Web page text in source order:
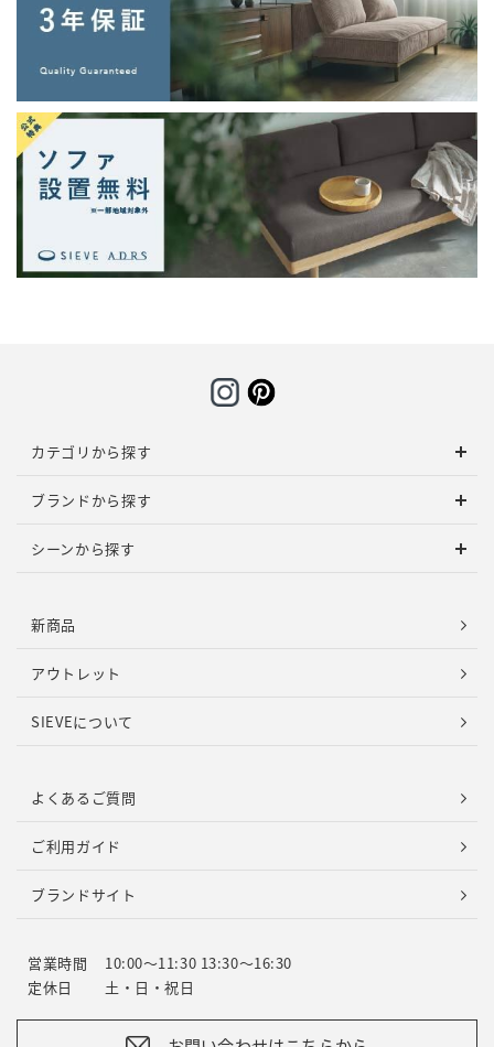
カテゴリから探す
ブランドから探す
シーンから探す
新商品
アウトレット
SIEVEについて
よくあるご質問
ご利用ガイド
ブランドサイト
営業時間
10:00～11:30 13:30～16:30
定休日
土・日・祝日